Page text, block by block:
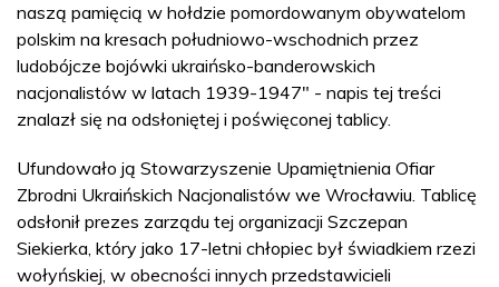
naszą pamięcią w hołdzie pomordowanym obywatelom
polskim na kresach południowo-wschodnich przez
ludobójcze bojówki ukraińsko-banderowskich
nacjonalistów w latach 1939-1947" - napis tej treści
znalazł się na odsłoniętej i poświęconej tablicy.
Ufundowało ją Stowarzyszenie Upamiętnienia Ofiar
Zbrodni Ukraińskich Nacjonalistów we Wrocławiu. Tablicę
odsłonił prezes zarządu tej organizacji Szczepan
Siekierka, który jako 17-letni chłopiec był świadkiem rzezi
wołyńskiej, w obecności innych przedstawicieli